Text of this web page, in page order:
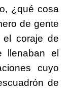
¿qué cosa
de gente
coraje de
llenaban el
cuyo
de